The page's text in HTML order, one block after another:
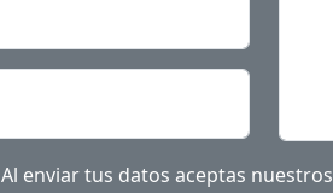
Al enviar tus datos aceptas nuestros